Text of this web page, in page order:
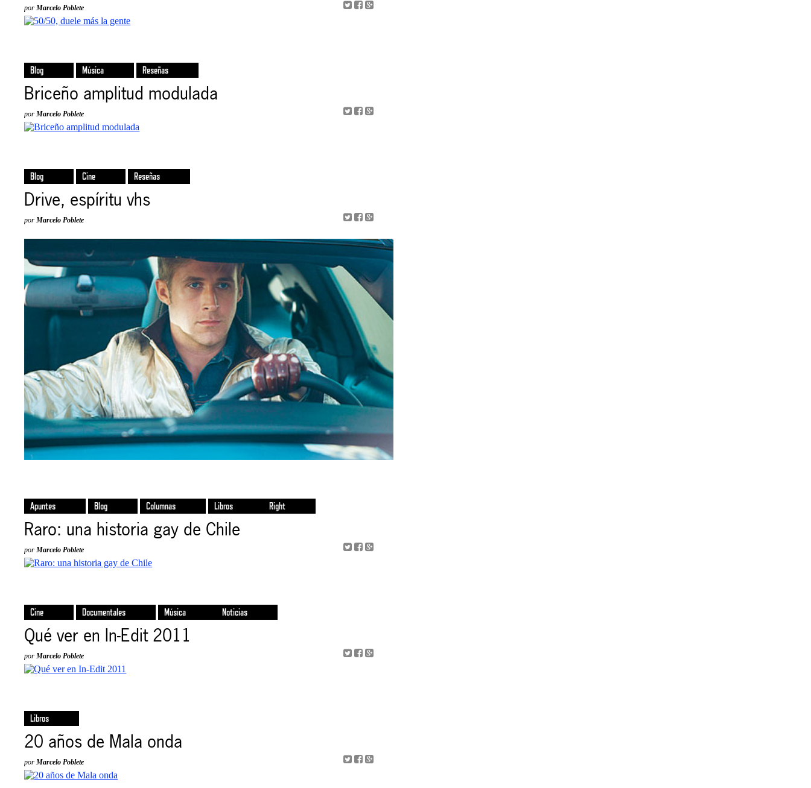
porMarcelo Poblete
Blog Música Reseñas
Briceño amplitud modulada
porMarcelo Poblete
Blog Cine Reseñas
Drive, espíritu vhs
porMarcelo Poblete
Apuntes Blog Columnas Libros Right
Raro: una historia gay de Chile
porMarcelo Poblete
Cine Documentales Música Noticias
Qué ver en In-Edit 2011
porMarcelo Poblete
Libros
20 años de Mala onda
porMarcelo Poblete